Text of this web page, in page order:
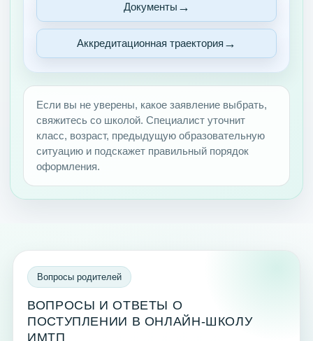
Документы
Аккредитационная траектория
Если вы не уверены, какое заявление выбрать,
свяжитесь со школой. Специалист уточнит
класс, возраст, предыдущую образовательную
ситуацию и подскажет правильный порядок
оформления.
Вопросы родителей
ВОПРОСЫ И ОТВЕТЫ О
ПОСТУПЛЕНИИ В ОНЛАЙН-ШКОЛУ
ИМТП